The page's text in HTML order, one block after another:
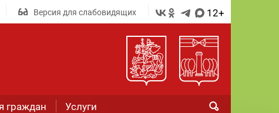
Версия для слабовидящих 12+
граждан Услуги